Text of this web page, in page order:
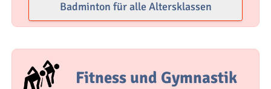
Badminton für alle Altersklassen
Fitness und Gymnastik